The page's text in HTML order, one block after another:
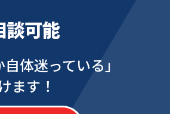
談可能
自体迷っている」
ます！